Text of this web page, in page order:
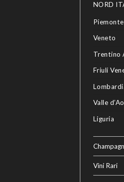
NORD
Piemonte
Veneto
Trentino
Friuli
Valle
Liguria
Vini Rari